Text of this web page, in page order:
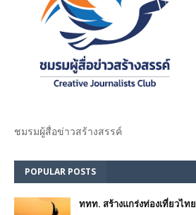
ชมรม​ผู้สื่อข่าวสร้างสรรค์​
POPULAR POSTS
ททท. สร้างแกร่งท่องเที่ยวไทย